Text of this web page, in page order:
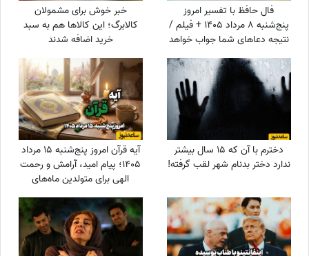
فال حافظ با تفسیر امروز
پنج‌شنبه 8 مرداد 1405 + فیلم /
نتیجه دعاهای شما جواب خواهد
می‌شوند
خبر خوش برای مشمولان
کالابرگ؛ این کالاها هم به سبد
خرید اضافه شدند
دخترم با آن که ۱۵ سال بیشتر
ندارد دختر بدنام شهر لقب گرفته!
آیه قرآن امروز پنج‌شنبه 15 مرداد
1405؛ پیام امید، آرامش و رحمت
الهی برای متولدین ماه‌های
مختلف